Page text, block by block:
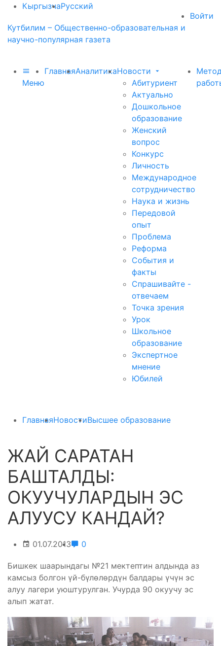
КыргызчаРусский
Войти
Кутбилим – Общественно-образовательная и
научно-популярная газета
Меню
ГлавнаяАналитикаНовости
Абитуриент
Актуально
Дошкольное
образование
Женский
вопрос
Конкурс
Личность
Международное
сотрудничество
Наука и жизнь
Передовой
опыт
Проблема
Реформа
События и
факты
Спрашивайте -
отвечаем
Точка зрения
Урок
Школьное
образование
Экспертное
мнение
Юбилей
ГлавнаяНовостиВысшее образование
ЖАЙ САРАТАН
БАШТАЛДЫ:
ОКУУЧУЛАРДЫН ЭС
АЛУУСУ КАНДАЙ?
01.07.2013 0
Бишкек шаарындагы №21 мектептин алдында аз
камсыз болгон үй-бүлөлөрдүн балдары үчүн эс
алуу лагери уюштурулган. Учурда 90 окуучу эс
алып жатат.